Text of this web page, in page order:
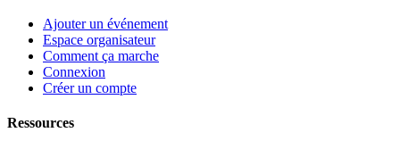
Ajouter un événement
Espace organisateur
Comment ça marche
Connexion
Créer un compte
Ressources